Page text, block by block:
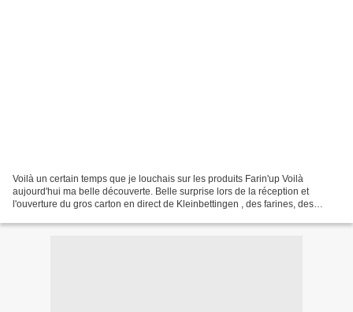
Voilà un certain temps que je louchais sur les produits Farin'up Voilà
aujourd'hui ma belle découverte. Belle surprise lors de la réception et
l'ouverture du gros carton en direct de Kleinbettingen , des farines, des